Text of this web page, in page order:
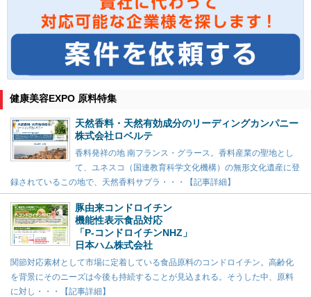
健康美容EXPO 原料特集
天然香料・天然有効成分のリーディングカンパニー
株式会社ロベルテ
香料発祥の地 南フランス・グラース。香料産業の聖地とし
て、ユネスコ（国連教育科学文化機構）の無形文化遺産に登
録されているこの地で、天然香料サプラ・・・【記事詳細】
豚由来コンドロイチン
機能性表示食品対応
「P-コンドロイチンNHZ」
日本ハム株式会社
関節対応素材として市場に定着している食品原料のコンドロイチン。高齢化
を背景にそのニーズは今後も持続することが見込まれる。そうした中、原料
に対し・・・【記事詳細】